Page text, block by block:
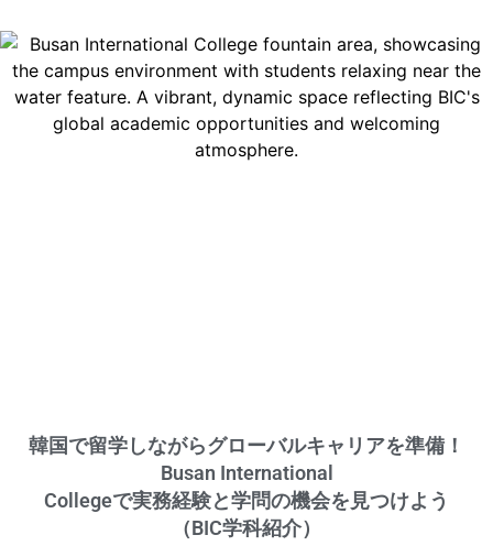
韓国で留学しながらグローバルキャリアを準備！
Busan International
Collegeで実務経験と学問の機会を見つけよう
（BIC学科紹介）